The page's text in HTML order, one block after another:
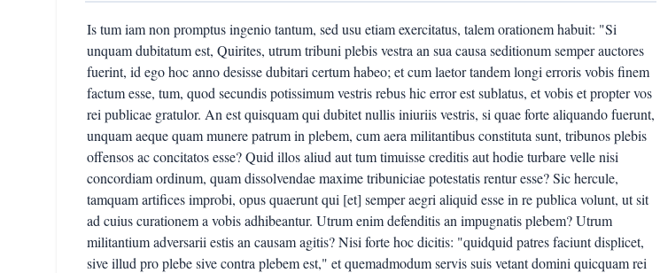
Is tum iam non promptus ingenio tantum, sed usu etiam exercitatus, talem orationem habuit: "Si
unquam dubitatum est, Quirites, utrum tribuni plebis vestra an sua causa seditionum semper auctores
fuerint, id ego hoc anno desisse dubitari certum habeo; et cum laetor tandem longi erroris vobis finem
factum esse, tum, quod secundis potissimum vestris rebus hic error est sublatus, et vobis et propter vos
rei publicae gratulor. An est quisquam qui dubitet nullis iniuriis vestris, si quae forte aliquando fuerunt,
unquam aeque quam munere patrum in plebem, cum aera militantibus constituta sunt, tribunos plebis
offensos ac concitatos esse? Quid illos aliud aut tum timuisse creditis aut hodie turbare velle nisi
concordiam ordinum, quam dissolvendae maxime tribuniciae potestatis rentur esse? Sic hercule,
tamquam artifices improbi, opus quaerunt qui [et] semper aegri aliquid esse in re publica volunt, ut sit
ad cuius curationem a vobis adhibeantur. Utrum enim defenditis an impugnatis plebem? Utrum
militantium adversarii estis an causam agitis? Nisi forte hoc dicitis: "quidquid patres faciunt displicet,
sive illud pro plebe sive contra plebem est," et quemadmodum servis suis vetant domini quicquam rei